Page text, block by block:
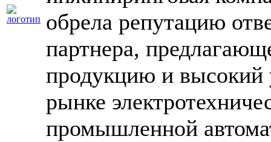
обрела репутацию
партнера,
продукцию и высокий
рынке
промышленной